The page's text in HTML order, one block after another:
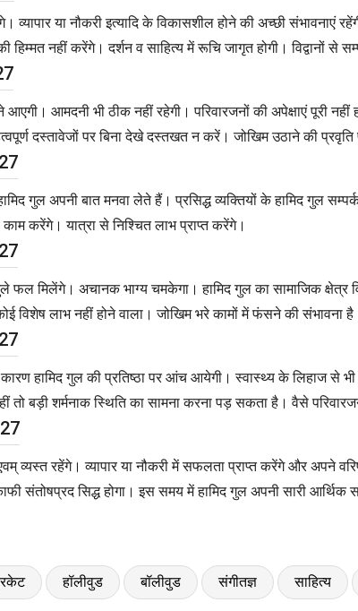
या नौकरी इत्यादि के विकासशील होने की अच्छी संभावनाएं
नहीं करेंगे। दर्शन व साहित्य में रूचि जागृत होगी। विद्वानों से
आमदनी भी ठीक नहीं रहेगी। परिवारजनों की अपेक्षाएं पूरी
दस्तावेजों पर बिना देखे दस्तखत न करें। जोखिम उठाने की
गुल अपनी बात मनवा लेते हैं। प्रसिद्ध व्यक्तियों के हामिद गुल
करेंगे। यात्रा से निश्चित लाभ प्राप्त करेंगे।
फल मिलेंगे। अचानक भाग्य चमकेगा। हामिद गुल का सामाजिक
विशेष लाभ नहीं होने वाला। जोखिम भरे कामों में फंसने की संभावना
हामिद गुल की प्रतिष्ठा पर आंच आयेगी। स्वास्थ्य के लिहाज
तो बड़ी शर्मनाक स्थिति का सामना करना पड़ सकता है। वैसे
व्यस्त रहेंगे। व्यापार या नौकरी में सफलता प्राप्त करेंगे और अपने
संतोषप्रद सिद्ध होगा। इस समय में हामिद गुल अपनी सारी आर्थिक
हॉलीवुड बॉलीवुड संगीतज्ञ साहित्य